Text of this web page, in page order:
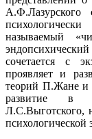
называемый
сочетается с
проявляет и
теорий П.Жане и
развитие в
Л.С.Выготского,
психологической